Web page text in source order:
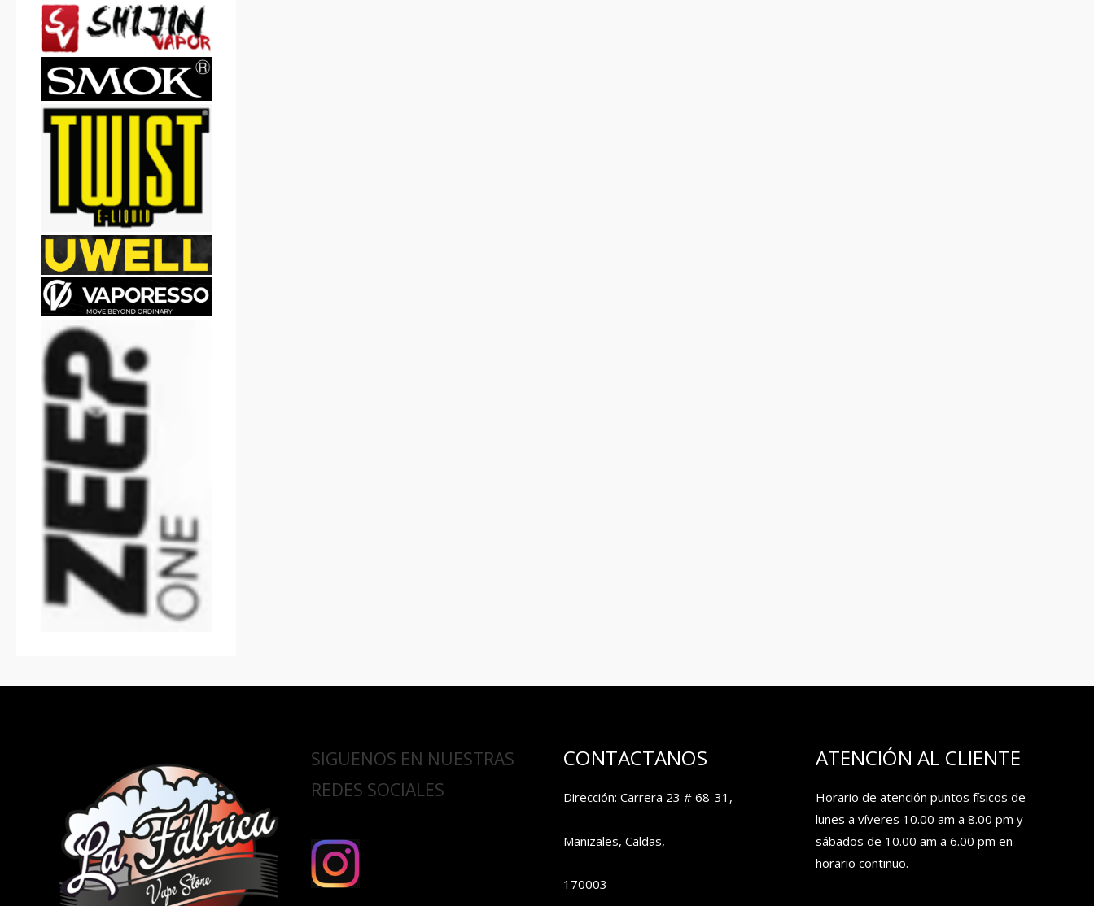
SIGUENOS EN NUESTRAS
REDES SOCIALES
CONTACTANOS
Dirección: Carrera 23 # 68-31,
Manizales, Caldas,
170003
ATENCIÓN AL CLIENTE
Horario de atención puntos físicos de
lunes a víveres 10.00 am a 8.00 pm y
sábados de 10.00 am a 6.00 pm en
horario continuo.